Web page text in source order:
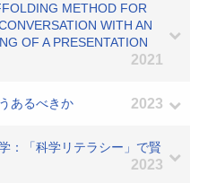
METHOD FOR
WITH AN
OF A PRESENTATION
2021
あるべきか 2023
：「科学リテラシー」で賢
2023